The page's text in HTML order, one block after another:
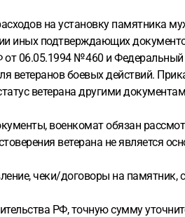
на установку памятника
иных подтверждающих
06.05.1994 № 460 и
ветеранов боевых действий.
ветерана другими
военкомат обязан
ветерана не является
чеки/договоры на памятник,
РФ, точную сумму